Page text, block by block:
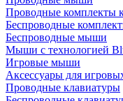
Проводные комплекты
Беспроводные
Беспроводные мыши
Мыши с технологией
Игровые мыши
Аксессуары для
Проводные клавиатуры